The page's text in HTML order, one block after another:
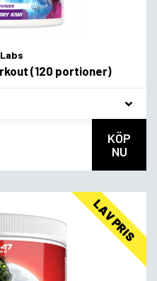
(120 portioner)
KÖP
NU
LAV PRIS